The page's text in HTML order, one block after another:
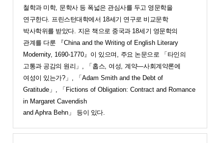
철학과 미학, 문학사 등 폭넓은 관심사를 두고 영문학을
연구한다. 프린스턴대학에서 18세기 연구로 비교문학
박사학위를 받았다. 지은 책으로 중국과 18세기 영문학의
관계를 다룬
『China and the Writing of English Literary
Modernity, 1690-1770 』 이 있으며 주요 논문으로 「타인의
고통과 공감의 원리 」 「홉스 여성 계약—사회계약론에
여성이 있는가?」 「Adam Smith and the Debt of
Gratitude 」 「Fictions of Obligation: Contract and Romance
in Margaret Cavendish
and Aphra Behn 」 등이 있다.